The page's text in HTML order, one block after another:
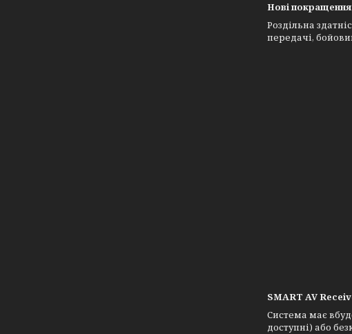
Нові
Роздільна
передачі,
SMART AV
Система має
доступні) або